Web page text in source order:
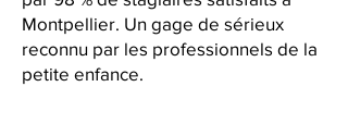
Montpellier. Un gage de sérieux
reconnu par les professionnels de la
petite enfance.